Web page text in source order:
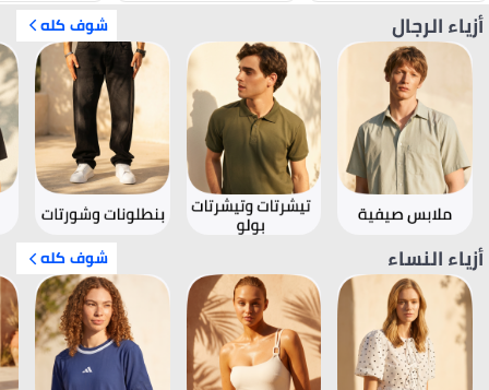
أزياء الرجال شوف كله
أزياء النساء شوف كله